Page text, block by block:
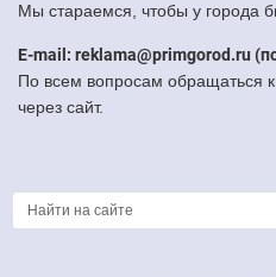
Мы стараемся, чтобы у города
E-mail: reklama@primgorod.ru
По всем вопросам обращаться
через сайт.